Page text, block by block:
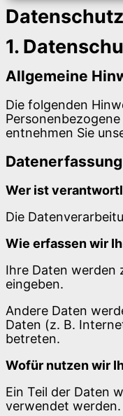
1.
Allgemeine
Die folgenden
entnehmen Sie
Wer ist
Die
Wie erfassen wir
Ihre Daten werden
eingeben.
Andere Daten
Daten (z. B.
betreten.
Wofür nutzen wir
Ein Teil der Daten
verwendet werden.